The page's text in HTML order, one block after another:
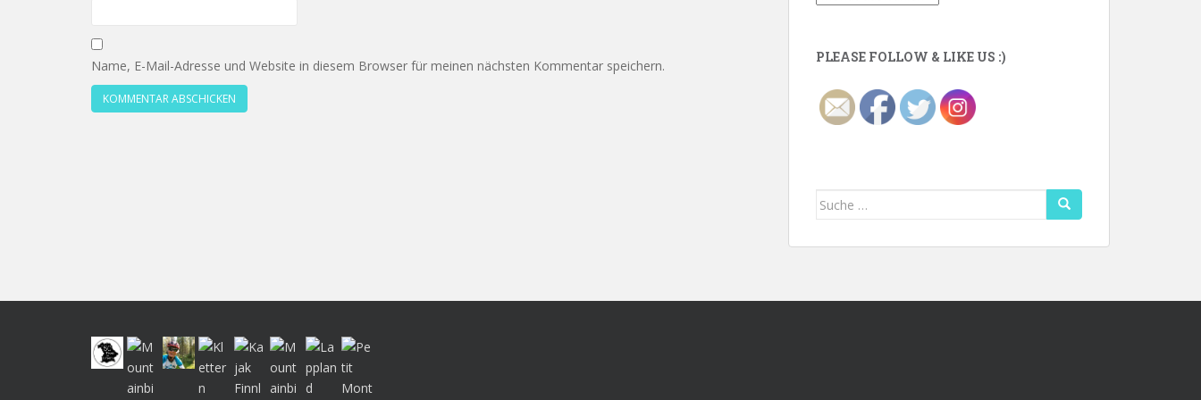
Name, E-Mail-Adresse und Website in diesem Browser für meinen nächsten Kommentar speichern. PLEASE FOLLOW & LIKE US :)
Suche